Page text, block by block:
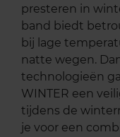
presteren in
band biedt
bij lage
natte wegen.
technologieën
WINTER een
tijdens de
je voor een